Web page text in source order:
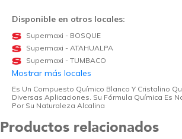
Disponible en otros locales:
Supermaxi - BOSQUE
Supermaxi - ATAHUALPA
Supermaxi - TUMBACO
Mostrar más locales
Es Un Compuesto Químico Blanco Y Cristalino
Diversas Aplicaciones. Su Fórmula Química Es
Por Su Naturaleza Alcalina
Productos relacionados